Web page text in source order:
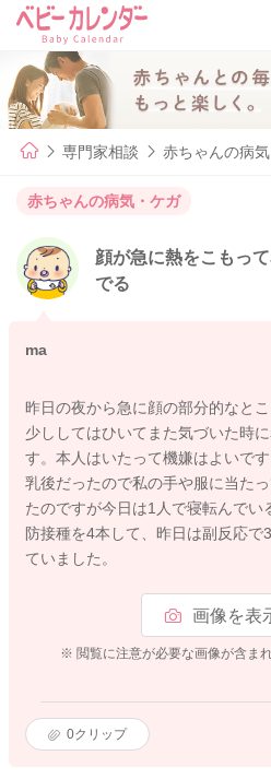
専門家相談 赤ちゃんの病
赤ちゃんの病気・ケガ
顔が急に熱をこもっ
でる
ma
昨日の夜から急に顔の部分的なと
少ししてはひいてまた気づいた時
す。本人はいたって機嫌はよいで
乳後だったので私の手や服に当た
たのですが今日は1人で寝転んでい
防接種を4本して、昨日は副反応で
ていました。
画像を表
※ 閲覧に注意が必要な画像が含ま
0クリップ